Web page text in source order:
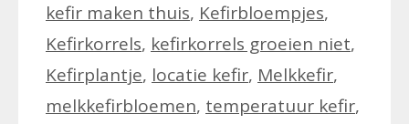
kefir maken thuis, Kefirbloempjes,
Kefirkorrels, kefirkorrels groeien niet,
Kefirplantje, locatie kefir, Melkkefir,
melkkefirbloemen, temperatuur kefir,